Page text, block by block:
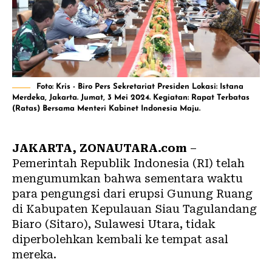
Foto: Kris - Biro Pers Sekretariat Presiden Lokasi: Istana
Merdeka, Jakarta. Jumat, 3 Mei 2024. Kegiatan: Rapat Terbatas
(Ratas) Bersama Menteri Kabinet Indonesia Maju.
JAKARTA, ZONAUTARA.com –
Pemerintah Republik Indonesia (RI) telah
mengumumkan bahwa sementara waktu
para pengungsi dari erupsi Gunung Ruang
di Kabupaten Kepulauan Siau Tagulandang
Biaro (Sitaro), Sulawesi Utara, tidak
diperbolehkan kembali ke tempat asal
mereka.